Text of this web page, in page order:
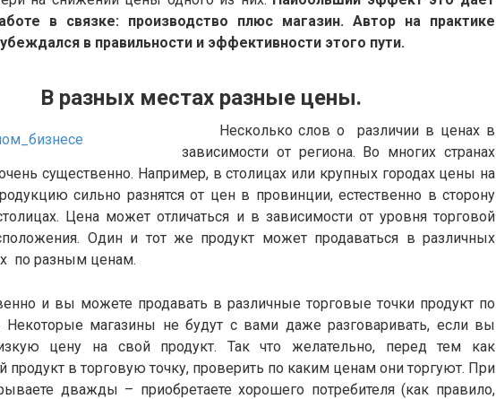
в связке: производство плюс магазин. Автор на практике
в правильности и эффективности этого пути.
местах разные цены.
Несколько слов о различии в ценах в
зависимости от региона. Во многих странах
существенно. Например, в столицах или крупных городах цены на
сильно разнятся от цен в провинции, естественно в сторону
Цена может отличаться и в зависимости от уровня торговой
Один и тот же продукт может продаваться в различных
по разным ценам.
и вы можете продавать в различные торговые точки продукт по
магазины не будут с вами даже разговаривать, если вы
цену на свой продукт. Так что желательно, перед тем как
продукт в торговую точку, проверить по каким ценам они торгуют. При
дважды – приобретаете хорошего потребителя (как правило,